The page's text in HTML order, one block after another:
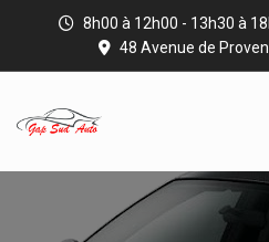
8h00 à 12h00 - 13h30 à
48 Avenue de